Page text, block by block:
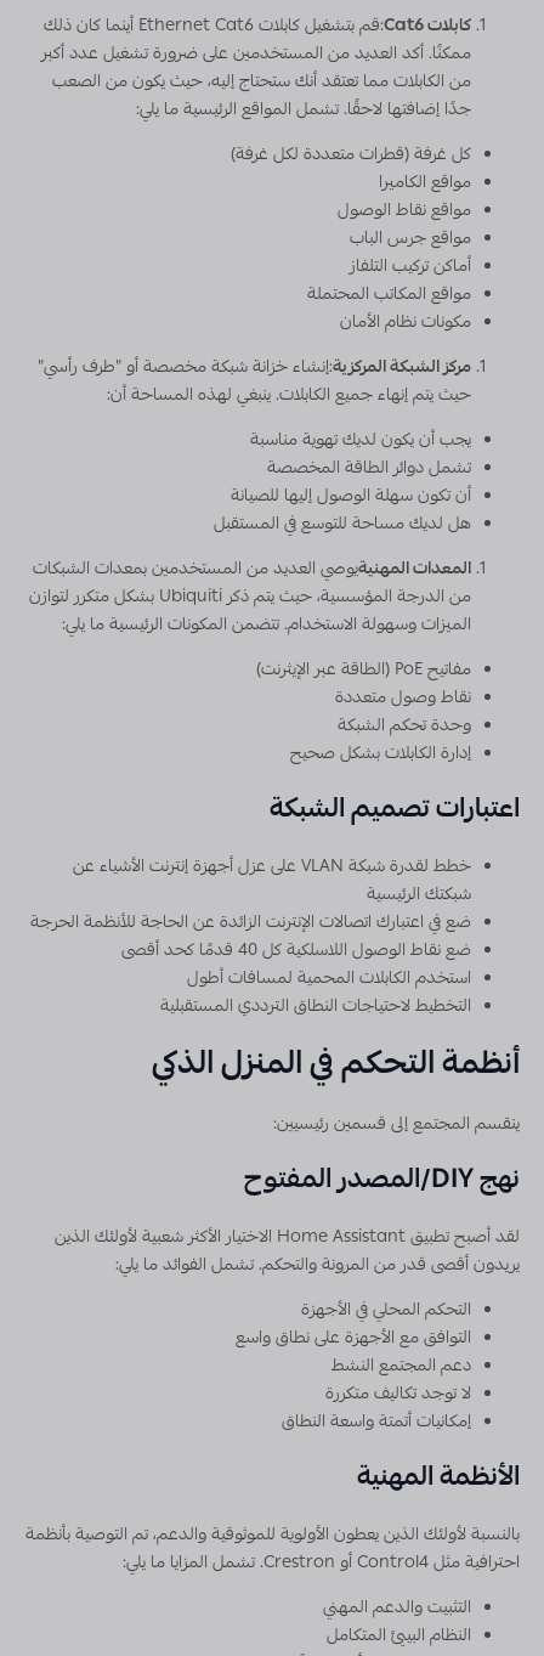
كابلات Cat6
:قم بتشغيل كابلات Ethernet Cat6 أينما كان ذلك
ممكنًا. أكد العديد من المستخدمين على ضرورة تشغيل عدد أكبر
من الكابلات مما تعتقد أنك ستحتاج إليه، حيث يكون من الصعب
جدًا إضافتها لاحقًا. تشمل المواقع الرئيسية ما يلي:
كل غرفة (قطرات متعددة لكل غرفة)
مواقع الكاميرا
مواقع نقاط الوصول
مواقع جرس الباب
أماكن تركيب التلفاز
مواقع المكاتب المحتملة
مكونات نظام الأمان
مركز الشبكة المركزية:إنشاء خزانة شبكة مخصصة أو "طرف رأسي"
حيث يتم إنهاء جميع الكابلات. ينبغي لهذه المساحة أن:
يجب أن يكون لديك تهوية مناسبة
تشمل دوائر الطاقة المخصصة
أن تكون سهلة الوصول إليها للصيانة
هل لديك مساحة للتوسع في المستقبل
المعدات المهنيةيوصي العديد من المستخدمين بمعدات الشبكات
من الدرجة المؤسسية، حيث يتم ذكر Ubiquiti بشكل متكرر لتوازن
الميزات وسهولة الاستخدام. تتضمن المكونات الرئيسية ما يلي:
مفاتيح PoE (الطاقة عبر الإيثرنت)
نقاط وصول متعددة
وحدة تحكم الشبكة
إدارة الكابلات بشكل صحيح
اعتبارات تصميم الشبكة
خطط لقدرة شبكة VLAN على عزل أجهزة إنترنت الأشياء عن
شبكتك الرئيسية
ضع في اعتبارك اتصالات الإنترنت الزائدة عن الحاجة للأنظمة الحرجة
ضع نقاط الوصول اللاسلكية كل 40 قدمًا كحد أقصى
استخدم الكابلات المحمية لمسافات أطول
التخطيط لاحتياجات النطاق الترددي المستقبلية
أنظمة التحكم في المنزل الذكي
ينقسم المجتمع إلى قسمين رئيسيين:
نهج DIY/المصدر المفتوح
لقد أصبح تطبيق Home Assistant الاختيار الأكثر شعبية لأولئك الذين
يريدون أقصى قدر من المرونة والتحكم. تشمل الفوائد ما يلي:
التحكم المحلي في الأجهزة
التوافق مع الأجهزة على نطاق واسع
دعم المجتمع النشط
لا توجد تكاليف متكررة
إمكانيات أتمتة واسعة النطاق
الأنظمة المهنية
بالنسبة لأولئك الذين يعطون الأولوية للموثوقية والدعم، تم التوصية بأنظمة
احترافية مثل Control4 أو Crestron. تشمل المزايا ما يلي:
التثبيت والدعم المهني
النظام البيئي المتكامل